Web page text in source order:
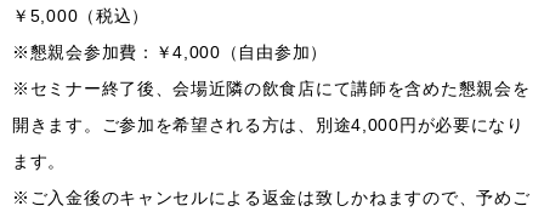
￥5,000（税込）
※懇親会参加費：￥4,000（自由参加）
※セミナー終了後、会場近隣の飲食店にて講師を含めた懇親会を
開きます。ご参加を希望される方は、別途4,000円が必要になり
ます。
※ご入金後のキャンセルによる返金は致しかねますので、予めご